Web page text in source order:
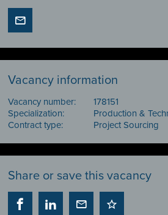
Vacancy information
Vacancy number:
178151
Specialization:
Production &
Contract type:
Project Sourcing
Share or save this vacancy